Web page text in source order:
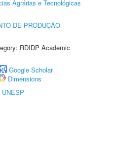
Agrárias e Tecnológicas
DE PRODUÇÃO
RDIDP Academic
Google Scholar
Dimensions